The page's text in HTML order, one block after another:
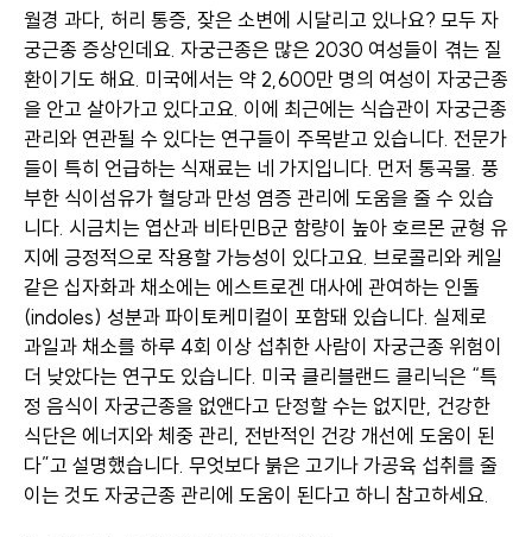
월경 과다, 허리 통증, 잦은 소변에 시달리고 있나요? 모두 자
궁근종 증상인데요. 자궁근종은 많은 2030 여성들이 겪는 질
환이기도 해요. 미국에서는 약 2,600만 명의 여성이 자궁근종
을 안고 살아가고 있다고요. 이에 최근에는 식습관이 자궁근종
관리와 연관될 수 있다는 연구들이 주목받고 있습니다. 전문가
들이 특히 언급하는 식재료는 네 가지입니다. 먼저 통곡물. 풍
부한 식이섬유가 혈당과 만성 염증 관리에 도움을 줄 수 있습
니다. 시금치는 엽산과 비타민B군 함량이 높아 호르몬 균형 유
지에 긍정적으로 작용할 가능성이 있다고요. 브로콜리와 케일
같은 십자화과 채소에는 에스트로겐 대사에 관여하는 인돌
(indoles) 성분과 파이토케미컬이 포함돼 있습니다. 실제로
과일과 채소를 하루 4회 이상 섭취한 사람이 자궁근종 위험이
더 낮았다는 연구도 있습니다. 미국 클리블랜드 클리닉은 “특
정 음식이 자궁근종을 없앤다고 단정할 수는 없지만, 건강한
식단은 에너지와 체중 관리, 전반적인 건강 개선에 도움이 된
다”고 설명했습니다. 무엇보다 붉은 고기나 가공육 섭취를 줄
이는 것도 자궁근종 관리에 도움이 된다고 하니 참고하세요.